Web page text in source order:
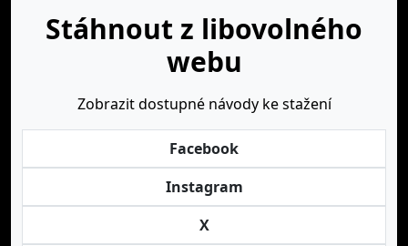
Stáhnout z libovolného
webu
Zobrazit dostupné návody ke stažení
Facebook
Instagram
X